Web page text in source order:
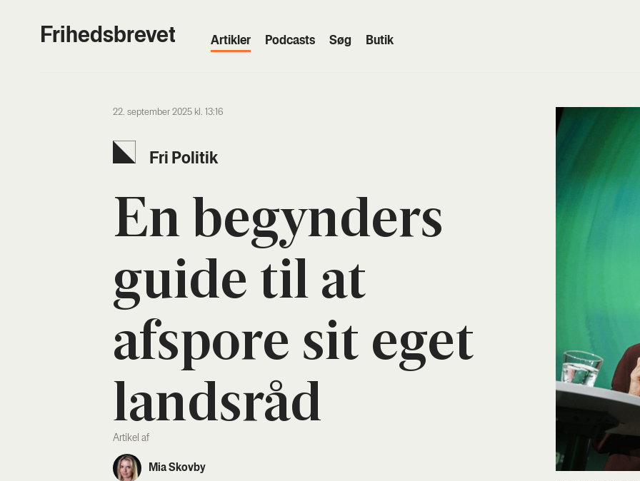
Frihedsbrevet Artik­ler Podcasts Søg Butik
22. september 2025 kl. 13:16
Fri Poli­tik
En begyn­ders
gui­de til at
afspo­re sit eget
lands­råd
Artikel af
Mia Skovby